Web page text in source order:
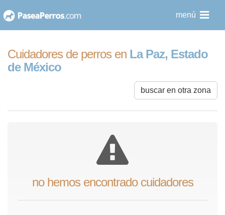
al
menú
Cuidadores de perros en La Paz, Estado
de México
buscar en otra zona
no hemos encontrado cuidadores